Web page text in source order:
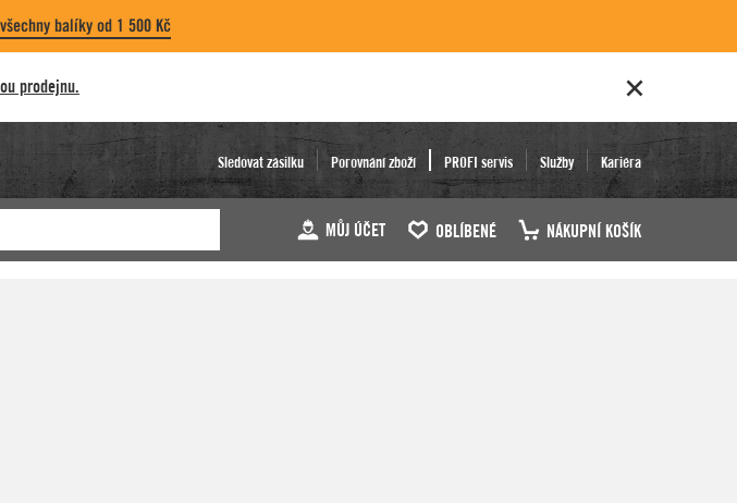
balíky od 1 500 Kč
prodejnu.
Sledovat zásilku Porovnání zboží PROFI servis Služby Kariéra
MŮJ ÚČET OBLÍBENÉ NÁKUPNÍ KOŠÍK